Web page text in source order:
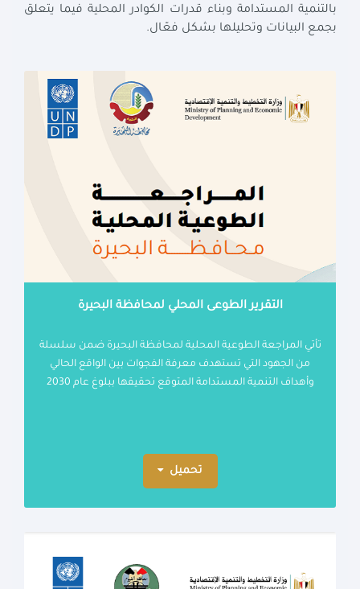
بالتنمية المستدامة وبناء قدرات الكوادر المحلية فيما يتعلق
بجمع البيانات وتحليلها بشكل فعّال.
التقرير الطوعى المحلي لمحافظة البحيرة
تأتي المراجعة الطوعية المحلية لمحافظة البحيرة ضمن سلسلة
من الجهود التي تستهدف معرفة الفجوات بين الواقع الحالي
وأهداف التنمية المستدامة المتوقع تحقيقها ببلوغ عام 2030
تحميل